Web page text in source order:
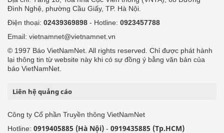
Đình Nghệ, phường Cầu Giấy, TP. Hà Nội.
Điện thoại: 02439369898 - Hotline: 0923457788
Email: vietnamnet@vietnamnet.vn
© 1997 Báo VietNamNet. All rights reserved. Chỉ được phát hành
lại thông tin từ website này khi có sự đồng ý bằng văn bản của
báo VietNamNet.
Liên hệ quảng cáo
Công ty Cổ phần Truyền thông VietNamNet
Hotline: 0919405885 (Hà Nội) - 0919435885 (Tp.HCM)